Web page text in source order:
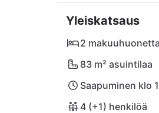
paikallisten ruokien
viehättävään
viinitarhoille
Yleiskatsaus
2 makuuhuonetta
83 m² asuintilaa
Saapuminen klo
4 (+1) henkilöä